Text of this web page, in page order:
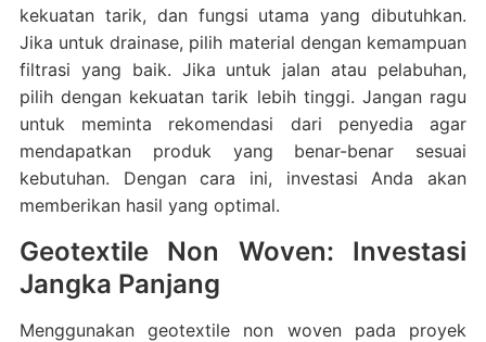
kekuatan tarik, dan fungsi utama yang dibutuhkan.
Jika untuk drainase, pilih material dengan kemampuan
filtrasi yang baik. Jika untuk jalan atau pelabuhan,
pilih dengan kekuatan tarik lebih tinggi. Jangan ragu
untuk meminta rekomendasi dari penyedia agar
mendapatkan produk yang benar-benar sesuai
kebutuhan. Dengan cara ini, investasi Anda akan
memberikan hasil yang optimal.
Geotextile Non Woven: Investasi
Jangka Panjang
Menggunakan geotextile non woven pada proyek